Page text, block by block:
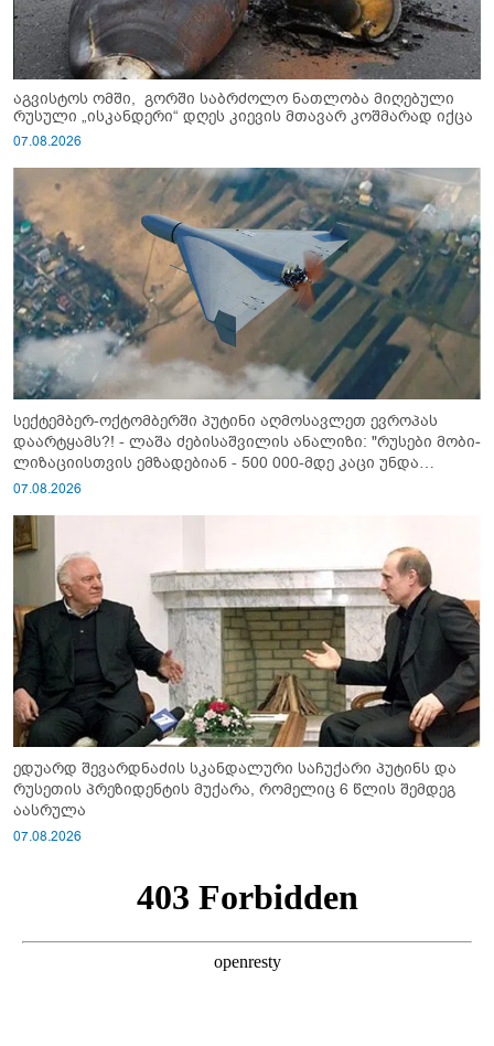
აგვისტოს ომში, გორში საბრძოლო ნათლობა მიღებული
რუსული „ისკანდერი“ დღეს კიევის მთავარ კოშმარად იქცა
07.08.2026
სექტემბერ-ოქტომბერში პუტინი აღმოსავლეთ ევროპას
დაარტყამს?! - ლაშა ძებისაშვილის ანალიზი: "რუსები მობი­
ლიზაციისთვის ემზადებიან - 500 000-მდე კაცი უნდა
გაიწვიონ ომში"
07.08.2026
ედუარდ შევარდნაძის სკანდალური საჩუქარი პუტინს და
რუსეთის პრეზიდენტის მუქარა, რომელიც 6 წლის შემდეგ
აასრულა
07.08.2026